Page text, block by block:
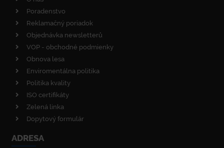
Poradenstvo
Reklamačný poriadok
Objednávka newsletterů
VOP - obchodné podmienky
Obnova lesa
Enviromentálna politika
Politika kvality
ISO certifikáty
Zelená linka
Dopytový formulár
ADRESA